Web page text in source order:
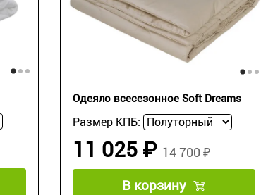
Одеяло всесезонное Soft Dreams
Размер КПБ:
14 700 ₽
11 025 ₽
В корзину